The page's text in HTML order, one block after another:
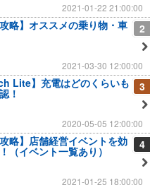
2021-01-22 21:00:00
2
略】オススメの乗り物・車
2021-03-30 12:00:00
3
Lite】充電はどのくらいも
！
2020-05-05 12:00:00
4
略】店舗経営イベントを効
（イベント一覧あり）
2021-01-25 18:00:00